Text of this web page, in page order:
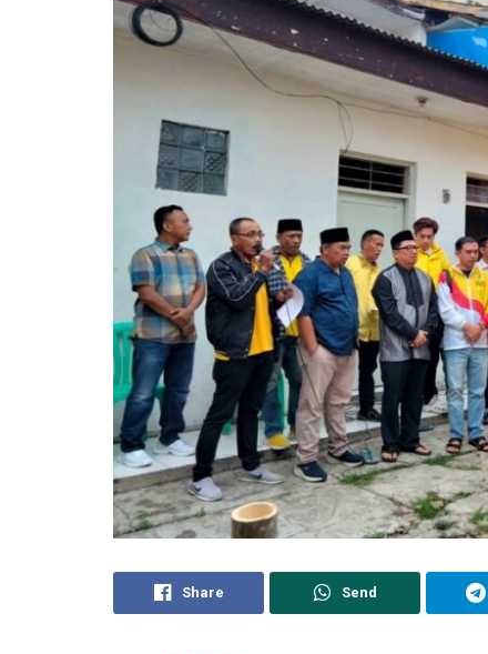
Share Send